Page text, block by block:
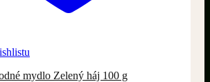
mydlo Zelený háj 100 g